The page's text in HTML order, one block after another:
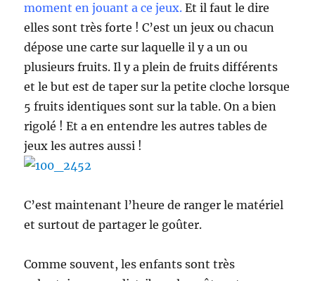
moment en jouant a ce jeux. Et il faut le dire
elles sont très forte ! C’est un jeux ou chacun
dépose une carte sur laquelle il y a un ou
plusieurs fruits. Il y a plein de fruits différents
et le but est de taper sur la petite cloche lorsque
5 fruits identiques sont sur la table. On a bien
rigolé ! Et a en entendre les autres tables de
jeux les autres aussi !
C’est maintenant l’heure de ranger le matériel
et surtout de partager le goûter.
Comme souvent, les enfants sont très